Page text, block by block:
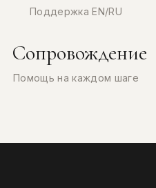
Поддержка EN/RU
Сопровождение
Помощь на каждом шаге